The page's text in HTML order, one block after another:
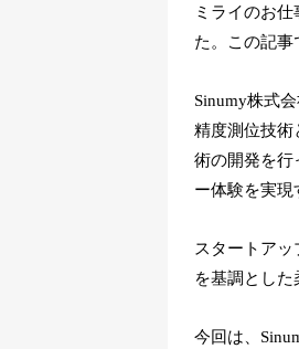
ミライのお
た。この記事
Sinumy株式
精度測位技術
術の開発を行
ー体験を実現
スタートア
を基調とした
今回は、